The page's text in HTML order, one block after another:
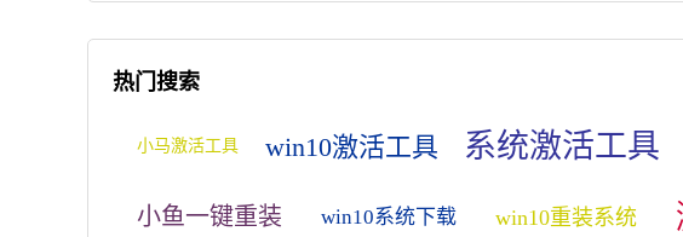
热门搜索
小马激活工具 win10激活工具 系统激活工具
小鱼一键重装 win10系统下载 win10重装系统